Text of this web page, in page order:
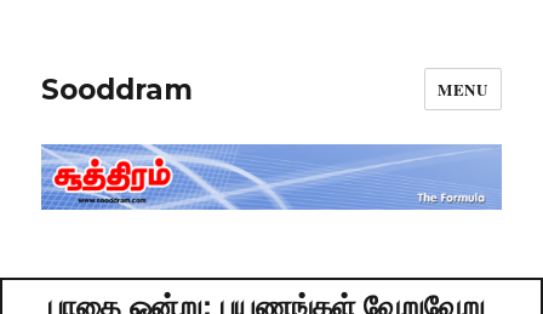
Sooddram MENU
பாதை ஒன்று; பயணங்கள் வேறுவேறு